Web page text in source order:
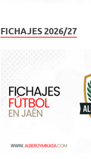
FICHAJES 2026/27